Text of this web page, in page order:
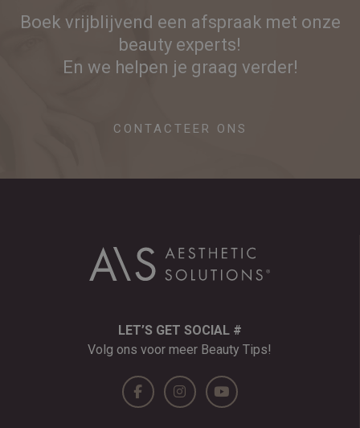
Boek vrijblijvend een afspraak met onze
beauty experts!
En we helpen je graag verder!
CONTACTEER ONS
LET’S GET SOCIAL #
Volg ons voor meer Beauty Tips!